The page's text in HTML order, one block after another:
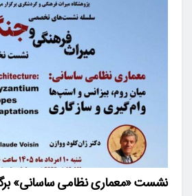
نشست «معماری نظامی ساسانی»